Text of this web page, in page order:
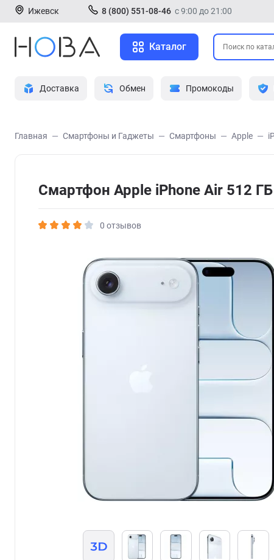
Ижевск 8 (800) 551-08-46 с 9:00 до 21:00
Каталог
Доставка Обмен Промокоды
Главная Смартфоны и Гаджеты Смартфоны Apple
Смартфон Apple iPhone Air 512
0 отзывов